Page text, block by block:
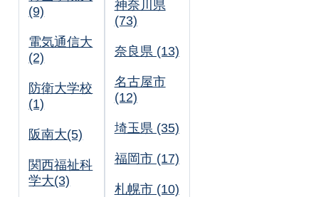
(9)
電気通信大
(2)
防衛大学校
(1)
阪南大(5)
関西福祉科
学大(3)
神奈川県
(73)
奈良県 (13)
名古屋市
(12)
埼玉県 (35)
福岡市 (17)
札幌市 (10)